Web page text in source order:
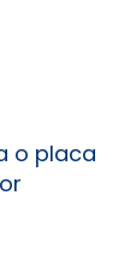
o placa